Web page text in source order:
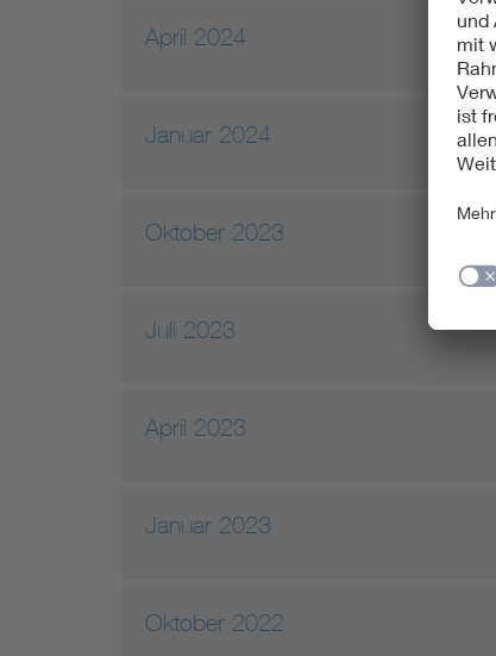
April 2024
Januar 2024
Oktober 2023
Juli 2023
April 2023
Januar 2023
Oktober 2022